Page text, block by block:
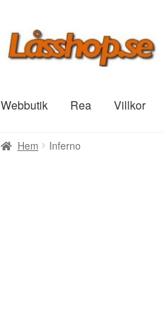
Hoppa
till
Hoppa
till
Webbutik Rea Villkor
Hem Inferno